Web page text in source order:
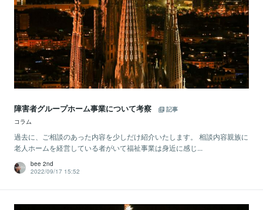
障害者グループホーム事業について考察
記事
コラム
過去に、ご相談のあった内容を少しだけ紹介いたします。 相談内容親族に
老人ホームを経営している者がいて福祉事業は身近に感じ...
bee 2nd
2022/09/17 15:52